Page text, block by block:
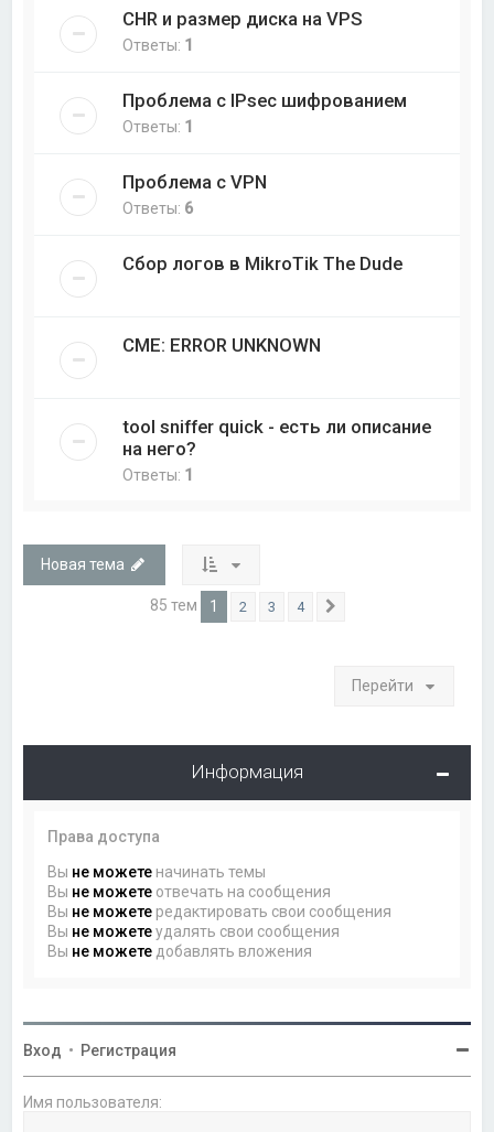
CHR и размер диска на VPS
Ответы: 1
Проблема с IPsec шифрованием
Ответы: 1
Проблема с VPN
Ответы: 6
Сбор логов в MikroTik The Dude
CME: ERROR UNKNOWN
tool sniffer quick - есть ли описание
на него?
Ответы: 1
Новая тема
85 тем 1 2 3 4
Перейти
Информация
Права доступа
Вы не можете начинать темы
Вы не можете отвечать на сообщения
Вы не можете редактировать свои сообщения
Вы не можетеудалять свои сообщения
Вы не можете добавлять вложения
Вход • Регистрация
Имя пользователя: